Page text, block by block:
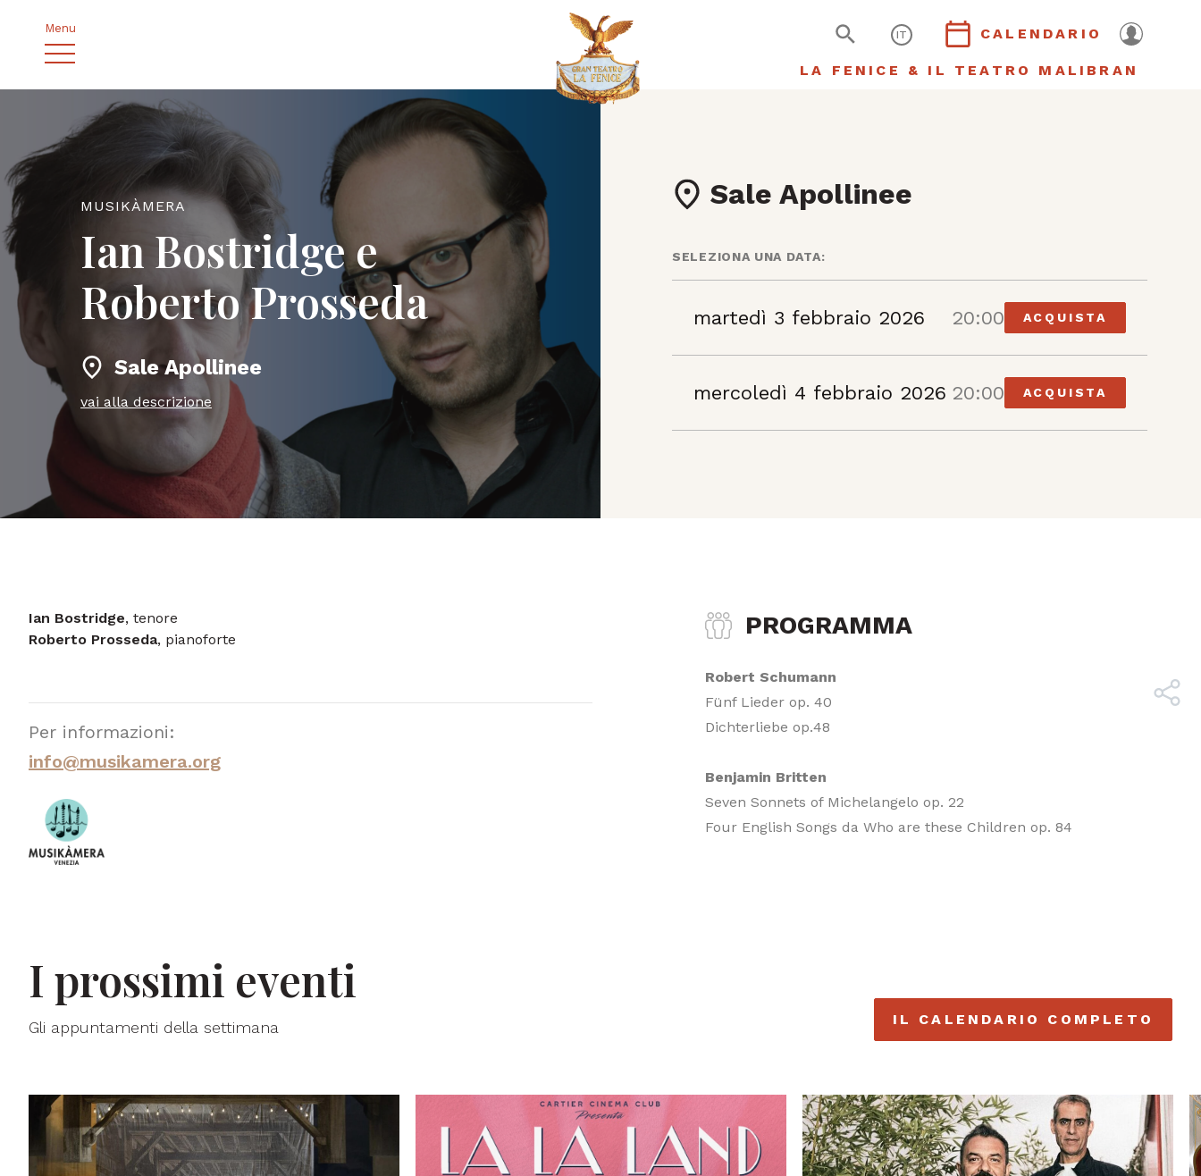
Menu IT CALENDARIO
LA FENICE & IL TEATRO MALIBRAN
MUSIKÀMERA
Ian Bostridge e
Roberto Prosseda
Sale Apollinee
vai alla descrizione
Sale Apollinee
SELEZIONA UNA DATA:
martedì 3 febbraio 2026 20:00 ACQUISTA
mercoledì 4 febbraio 2026 20:00 ACQUISTA
Ian Bostridge, tenore
Roberto Prosseda, pianoforte
Per informazioni:
info@musikamera.org
PROGRAMMA
Robert Schumann
Fünf Lieder op. 40
Dichterliebe op.48
Benjamin Britten
Seven Sonnets of Michelangelo op. 22
Four English Songs da Who are these Children op. 84
I prossimi eventi
Gli appuntamenti della settimana IL CALENDARIO COMPLETO